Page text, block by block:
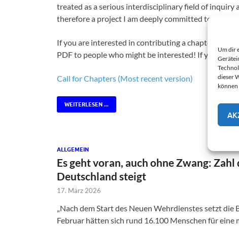
Um dir
dieser
treated as a serious interdisciplinary field of inquiry
therefore a project I am deeply committed to and
If you are interested in contributing a chapter,
PDF to people who might be interested! If you have
Call for Chapters (Most recent version)
WEITERLESEN ...
ALLGEMEIN
Es geht voran, auch ohne Zwang:
Deutschland steigt
17. März 2026
„Nach dem Start des Neuen Wehrdienstes setzt
Februar hätten sich rund 16.100 Menschen für